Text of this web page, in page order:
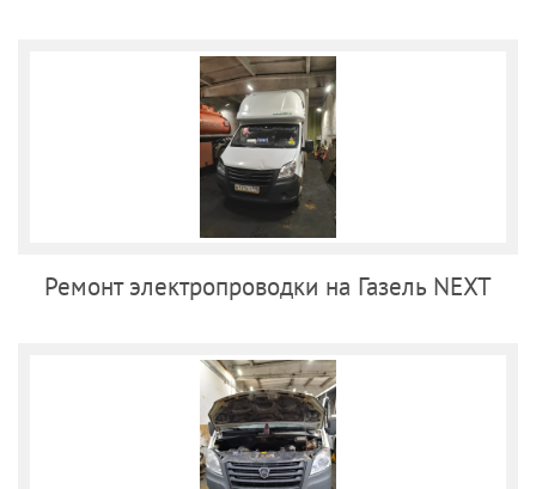
Ремонт электропроводки на Газель NEXT